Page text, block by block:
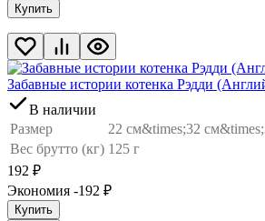
Купить
Забавные истории котенка Рэдди
В наличии
Размер
22 см&times;32
Вес брутто (кг) 125 г
192 ₽
Экономия -192 ₽
Купить